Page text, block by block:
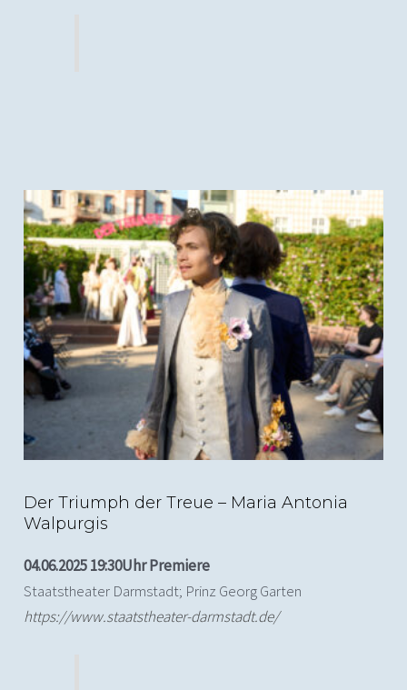
(c) Nils Heck; Der Triumph der Treue, Staatstheater
Darmstadt
Der Triumph der Treue – Maria Antonia
Walpurgis
04.06.2025 19:30Uhr Premiere
Staatstheater Darmstadt; Prinz Georg Garten
https://www.staatstheater-darmstadt.de/